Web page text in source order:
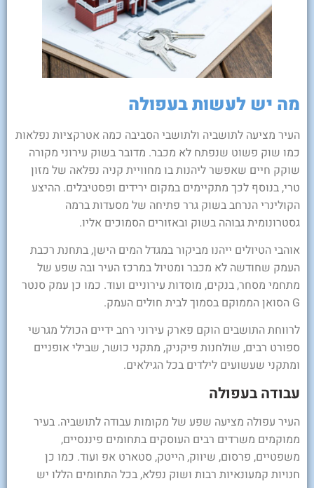
מה יש לעשות בעפולה
העיר מציעה לתושביה ולתושבי הסביבה כמה אטרקציות נפלאות
כמו שוק פשוט שנפתח לא מכבר. מדובר בשוק עירוני מקורה
שוקק חיים שאפשר ליהנות בו מחוויית קניה נפלאה של מזון
טרי, בנוסף לכך מתקיימים במקום ירידים ופסטיבלים. ההיצע
הקולינרי הנרחב בשוק גרר פתיחה של מסעדות ברמה
גסטרונומית גבוהה בשוק ובאזורים הסמוכים אליו.
אוהבי הטיולים ייהנו מביקור במגדל המים הישן, בתחנת רכבת
העמק שחודשה לא מכבר ומטיול במרכז העיר ובה שפע של
מתחמי מסחר, בנקים, מוסדות עירוניים ועוד. כמו כן עמק סנטר
G הסואן הממוקם בסמוך לבית חולים העמק.
לרווחת התושבים הוקם פארק עירוני רחב ידיים הכולל מגרשי
ספורט רבים, שולחנות פיקניק, מתקני כושר, שבילי אופניים
ומתקני שעשועים לילדים בכל הגילאים.
עבודה בעפולה
העיר עפולה מציעה שפע של מקומות עבודה לתושביה. בעיר
ממוקמים משרדים רבים העוסקים בתחומים פיננסיים,
משפטיים, פרסום, שיווק, הייטק, סטארט אפ ועוד. כמו כן
חנויות קמעונאיות רבות ושוק נפלא, בכל התחומים הללו יש